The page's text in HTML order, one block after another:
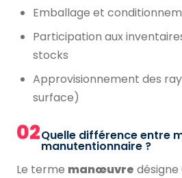
Emballage et
Participation aux
stocks
Approvisionnement des
surface)
02Quelle différence entre
manutentionnaire ?
Le terme manœuvre